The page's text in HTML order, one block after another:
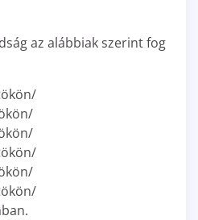
az alábbiak szerint fog